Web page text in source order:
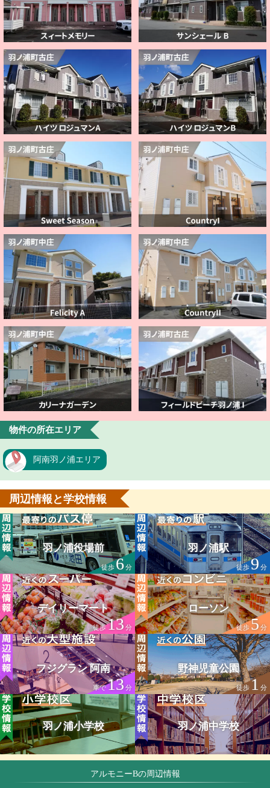
物件の所在エリア
阿南羽ノ浦エリア
周辺情報と学校情報
羽ノ浦役場前
徒歩6分
羽ノ浦駅
徒歩9分
デイリーマート
徒歩13分
ローソン
徒歩5分
フジグラン 阿南
車で13分
野神児童公園
徒歩1 分
羽ノ浦小学校 羽ノ浦中学校
アルモニーBの周辺情報